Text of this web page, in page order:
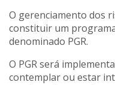
O gerenciamento dos
constituir um
denominado PGR.
O PGR será
contemplar ou estar